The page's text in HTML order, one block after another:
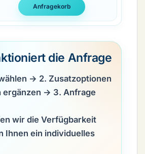
die Anfrage
→ 2. Zusatzoptionen
ergänzen → 3. Anfrage
wir die Verfügbarkeit
Ihnen ein individuelles